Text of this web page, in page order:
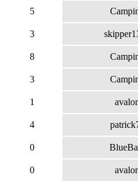
5
3
8
3
1
4
0
0